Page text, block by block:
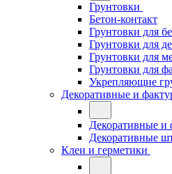
Грунтовки
Бетон-контакт
Грунтовки для
Грунтовки для
Грунтовки для
Грунтовки для
Укрепляющие
Декоративные и
Декоративные и
Декоративные
Клеи и герметики